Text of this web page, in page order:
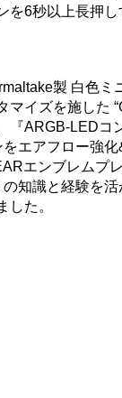
を6秒以上長押
製 白色ミ
イズを施した
『ARGB-LEDコ
エアフロー強
エンブレムプ
知識と経験を
した。